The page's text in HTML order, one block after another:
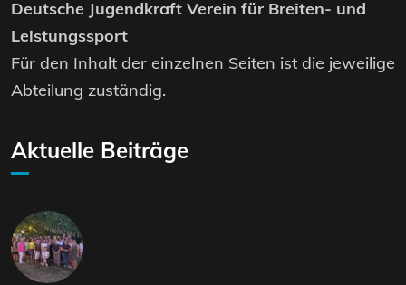
Deutsche Jugendkraft Verein für Breiten- und
Leistungssport
Für den Inhalt der einzelnen Seiten ist die jeweilige
Abteilung zuständig.
Aktuelle Beiträge